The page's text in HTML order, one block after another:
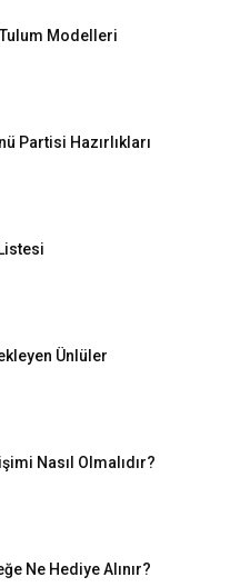
Modelleri
Partisi Hazırlıkları
Ünlüler
Nasıl Olmalıdır?
Ne Hediye Alınır?